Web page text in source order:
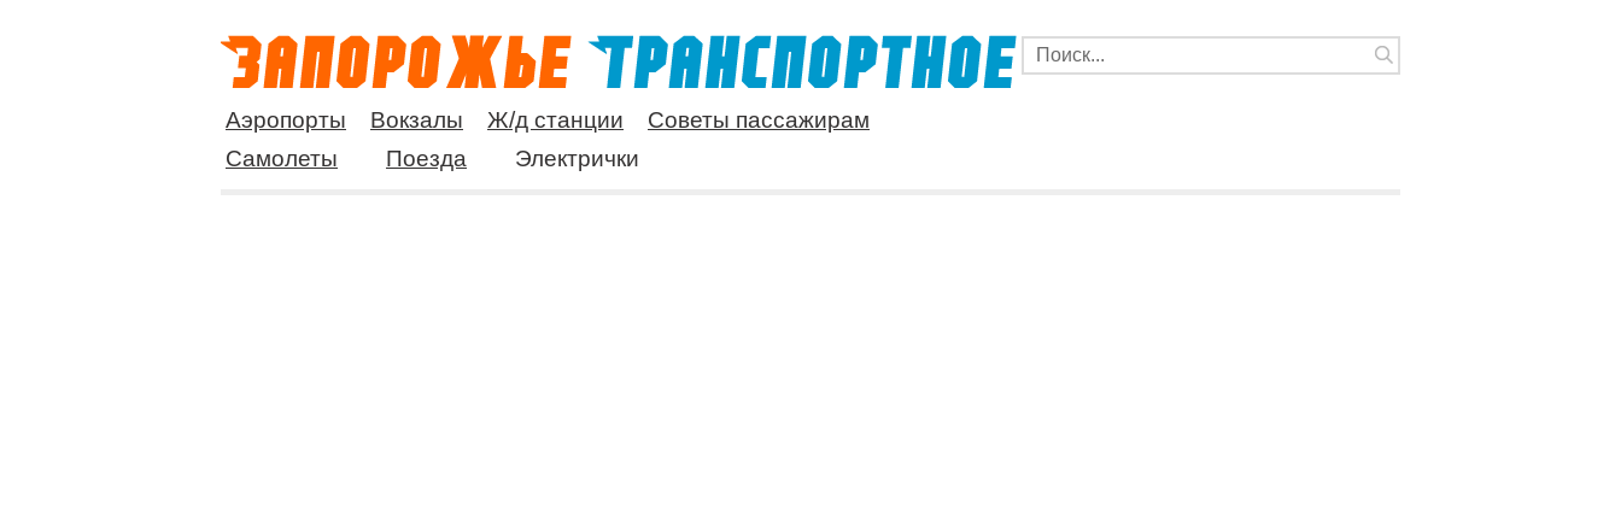
Аэропорты Вокзалы Ж/д станции
Советы пассажирам
Самолеты
Поезда Электрички